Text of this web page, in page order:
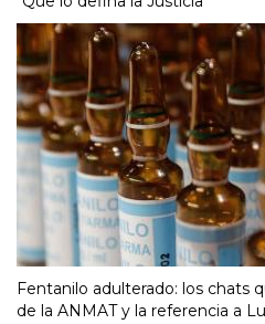
Fentanilo adulterado: los chats
de la ANMAT y la referencia a